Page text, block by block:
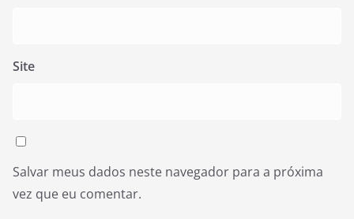
Site
Salvar meus dados neste navegador para a próxima
vez que eu comentar.